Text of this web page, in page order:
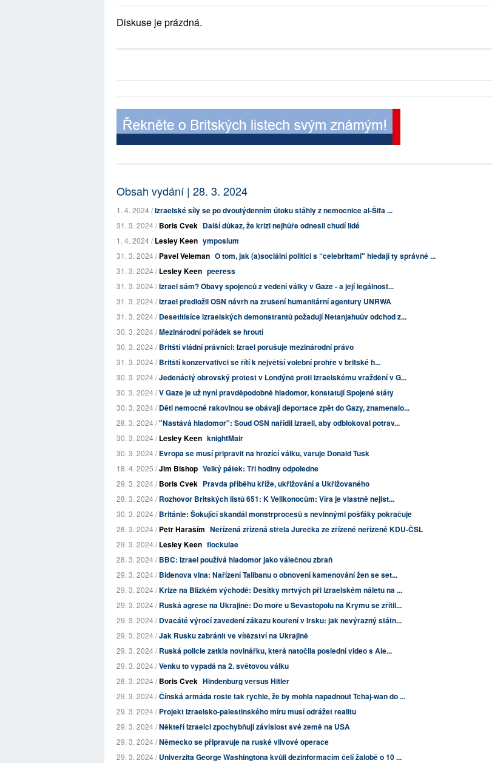
Diskuse je prázdná.
Obsah vydání | 28. 3. 2024
1. 4. 2024 /Izraelské síly se po dvoutýdenním útoku stáhly z nemocnice al-Šifa ...
31. 3. 2024 /Boris Cvek Další důkaz, že krizi nejhůře odnesli chudí lidé
1. 4. 2024 /Lesley Keen ymposium
31. 3. 2024 /Pavel Veleman O tom, jak (a)sociální politici s “celebritami" hledají ty správné ...
31. 3. 2024 /Lesley Keen peeress
31. 3. 2024 /Izrael sám? Obavy spojenců z vedení války v Gaze - a její legálnost...
31. 3. 2024 /Izrael předložil OSN návrh na zrušení humanitární agentury UNRWA
31. 3. 2024 /Desetitisíce izraelských demonstrantů požadují Netanjahuův odchod z...
30. 3. 2024 /Mezinárodní pořádek se hroutí
30. 3. 2024 /Britští vládní právníci: Izrael porušuje mezinárodní právo
31. 3. 2024 /Britští konzervativci se řítí k největší volební prohře v britské h...
30. 3. 2024 /Jedenáctý obrovský protest v Londýně proti izraelskému vraždění v G...
30. 3. 2024 /V Gaze je už nyní pravděpodobně hladomor, konstatují Spojené státy
30. 3. 2024 /Děti nemocné rakovinou se obávají deportace zpět do Gazy, znamenalo...
28. 3. 2024 /"Nastává hladomor": Soud OSN nařídil Izraeli, aby odblokoval potrav...
30. 3. 2024 /Lesley Keen knightMair
30. 3. 2024 /Evropa se musí připravit na hrozící válku, varuje Donald Tusk
18. 4. 2025 /Jim Bishop Velký pátek: Tři hodiny odpoledne
29. 3. 2024 /Boris Cvek Pravda příběhu kříže, ukřižování a Ukřižovaného
28. 3. 2024 /Rozhovor Britských listů 651: K Velikonocům: Víra je vlastně nejist...
30. 3. 2024 /Británie: Šokující skandál monstrprocesů s nevinnými pošťáky pokračuje
28. 3. 2024 /Petr Haraším Neřízená zřízená střela Jurečka ze zřízené neřízené KDU-ČSL
29. 3. 2024 /Lesley Keen flockulae
28. 3. 2024 /BBC: Izrael používá hladomor jako válečnou zbraň
29. 3. 2024 /Bidenova vina: Nařízení Talibanu o obnovení kamenování žen se set...
29. 3. 2024 /Krize na Blízkém východě: Desítky mrtvých při izraelském náletu na ...
29. 3. 2024 /Ruská agrese na Ukrajině: Do moře u Sevastopolu na Krymu se zřítil...
29. 3. 2024 /Dvacáté výročí zavedení zákazu kouření v Irsku: jak nevýrazný státn...
29. 3. 2024 /Jak Rusku zabránit ve vítězství na Ukrajině
29. 3. 2024 /Ruská policie zatkla novinářku, která natočila poslední video s Ale...
29. 3. 2024 /Venku to vypadá na 2. světovou válku
28. 3. 2024 /Boris Cvek Hindenburg versus Hitler
29. 3. 2024 /Čínská armáda roste tak rychle, že by mohla napadnout Tchaj-wan do ...
29. 3. 2024 /Projekt izraelsko-palestinského míru musí odrážet realitu
29. 3. 2024 /Někteří Izraelci zpochybňují závislost své země na USA
29. 3. 2024 /Německo se připravuje na ruské vlivové operace
29. 3. 2024 /Univerzita George Washingtona kvůli dezinformacím čelí žalobě o 10 ...